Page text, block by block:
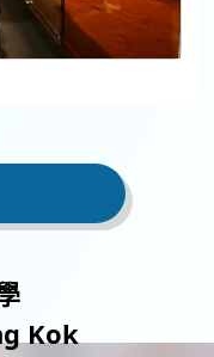
Kok